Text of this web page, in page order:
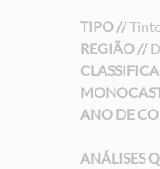
TIPO //
REGIÃO //
ANO DE
ANÁLISES